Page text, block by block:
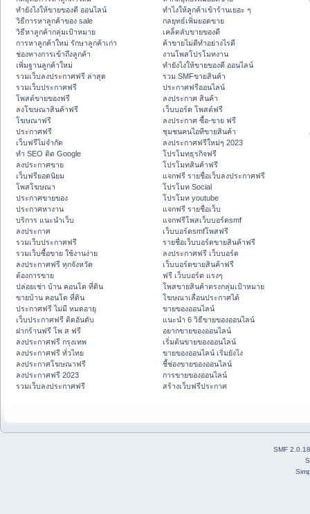
ทํายังไงให้ขายของดี ออนไลน์
วิธีการหาลูกค้าของ sale
วิธีหาลูกค้ากลุ่มเป้าหมาย
การหาลูกค้าใหม่ รักษาลูกค้าเก่า
ช่องทางการเข้าถึงลูกค้า
เพิ่มฐานลูกค้าใหม่
รวมเว็บลงประกาศฟรี ล่าสุด
รวมเว็บประกาศฟรี
โพสต์ขายของฟรี
ลงโฆษณาสินค้าฟรี
โฆษณาฟรี
ประกาศฟรี
เว็บฟรีไม่จำกัด
ทำ SEO ติด Google
ลงประกาศขาย
เว็บฟรียอดนิยม
โพสโฆษณา
ประกาศขายของ
ประกาศหางาน
บริการ แนะนำเว็บ
ลงประกาศ
รวมเว็บประกาศฟรี
รวมเว็บซื้อขาย ใช้งานง่าย
ลงประกาศฟรี ทุกจังหวัด
ต้องการขาย
ปล่อยเช่า บ้าน คอนโด ที่ดิน
ขายบ้าน คอนโด ที่ดิน
ประกาศฟรี ไม่มี หมดอายุ
เว็บประกาศฟรี ติดอันดับ
ฝากร้านฟรี โพ ส ฟรี
ลงประกาศฟรี กรุงเทพ
ลงประกาศฟรี ทั่วไทย
ลงประกาศโฆษณาฟรี
ลงประกาศฟรี 2023
รวมเว็บลงประกาศฟรี
ทําไงให้ลูกค้าเข้าร้านเยอะ ๆ
กลยุทธ์เพิ่มยอดขาย
เคล็ดลับขายของดี
ค้าขายไม่ดีทำอย่างไรดี
งานโพสโปรโมทงาน
ทํายังไงให้ขายของดี ออนไลน์
รวม SMFขายสินค้า
ประกาศฟรีออนไลน์
ลงประกาศ สินค้า
เว็บบอร์ด โพสต์ฟรี
ลงประกาศ ซื้อ-ขาย ฟรี
ชุมชนคนไอทีขายสินค้า
ลงประกาศฟรีใหม่ๆ 2023
โปรโมทธุรกิจฟรี
โปรโมทสินค้าฟรี
แจกฟรี รายชื่อเว็บลงประกาศฟรี
โปรโมท Social
โปรโมท youtube
แจกฟรี รายชื่อเว็บ
แจกฟรีโพสเว็บบอร์ดsmf
เว็บบอร์ดsmfโพสฟรี
รายชื่อเว็บบอร์ดขายสินค้าฟรี
ลงประกาศฟรี เว็บบอร์ด
เว็บบอร์ดขายสินค้าฟรี
ฟรี เว็บบอร์ด แรงๆ
โพสขายสินค้าตรงกลุ่มเป้าหมาย
โฆษณาเลื่อนประกาศได้
ขายของออนไลน์
แนะนำ 6 วิธีขายของออนไลน์
อยากขายของออนไลน์
เริ่มต้นขายของออนไลน์
ขายของออนไลน์ เริ่มยังไง
ชี้ช่องขายของออนไลน์
การขายของออนไลน์
สร้างเว็บฟรีประกาศ
SMF 2.0.18